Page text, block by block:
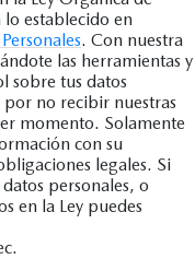
lo establecido en
. Con nuestra
las herramientas y
sobre tus datos
no recibir nuestras
momento. Solamente
con su
legales. Si
personales, o
en la Ley puedes